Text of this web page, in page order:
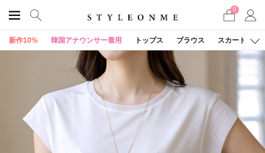
0
新作10% 韓国アナウンサー着用 トップス ブラウス スカート